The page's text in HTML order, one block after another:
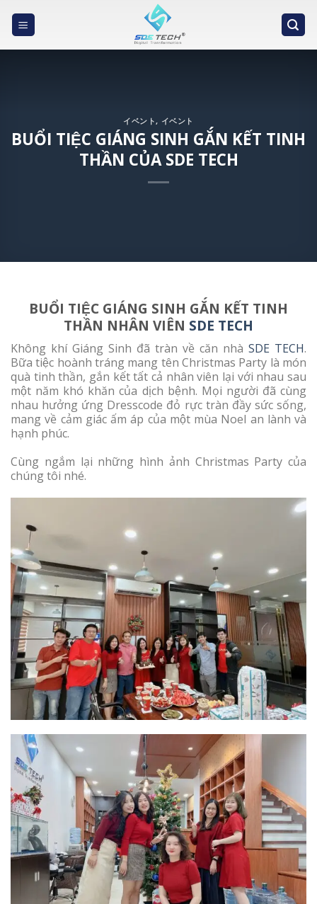
イベント, イベント
BUỔI TIỆC GIÁNG SINH GẮN KẾT TINH
THẦN CỦA SDE TECH
BUỔI TIỆC GIÁNG SINH GẮN KẾT TINH
THẦN NHÂN VIÊN SDE TECH
Không khí Giáng Sinh đã tràn về căn nhà SDE TECH.
Bữa tiệc hoành tráng mang tên Christmas Party là món
quà tinh thần, gắn kết tất cả nhân viên lại với nhau sau
một năm khó khăn của dịch bệnh. Mọi người đã cùng
nhau hưởng ứng Dresscode đỏ rực tràn đầy sức sống,
mang về cảm giác ấm áp của một mùa Noel an lành và
hạnh phúc.
Cùng ngắm lại những hình ảnh Christmas Party của
chúng tôi nhé.